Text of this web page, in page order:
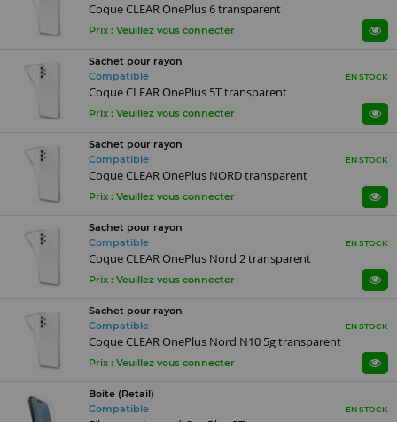
Coque CLEAR OnePlus 6 transparent
Prix : Veuillez vous connecter
Sachet pour rayon
Compatible
EN STOCK
Coque CLEAR OnePlus 5T transparent
Prix : Veuillez vous connecter
Sachet pour rayon
Compatible
EN STOCK
Coque CLEAR OnePlus NORD transparent
Prix : Veuillez vous connecter
Sachet pour rayon
Compatible
EN STOCK
Coque CLEAR OnePlus Nord 2 transparent
Prix : Veuillez vous connecter
Sachet pour rayon
Compatible
EN STOCK
Coque CLEAR OnePlus Nord N10 5g transparent
Prix : Veuillez vous connecter
Boite (Retail)
Compatible
EN STOCK